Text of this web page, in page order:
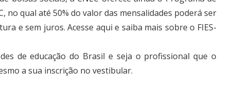
no qual até 50% do valor das mensalidades poderá ser
e sem juros. Acesse aqui e saiba mais sobre o FIES-
de educação do Brasil e seja o profissional que o
a sua inscrição no vestibular.